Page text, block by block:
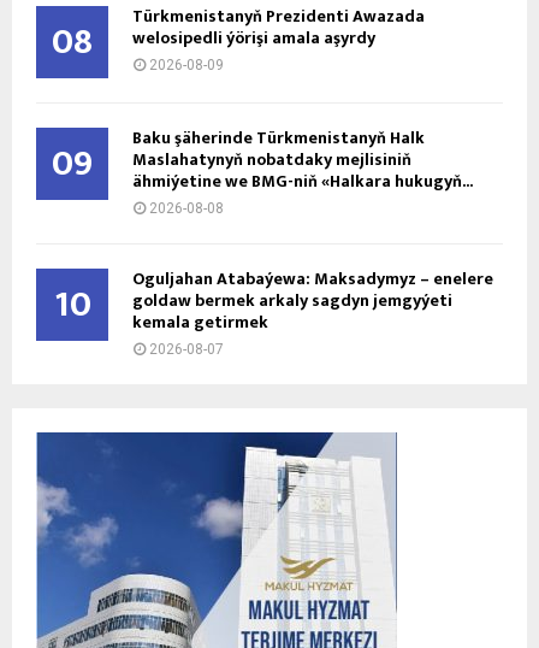
08 Türkmenistanyň Prezidenti Awazada
welosipedli ýörişi amala aşyrdy
2026-08-09
09 Baku şäherinde Türkmenistanyň Halk
Maslahatynyň nobatdaky mejlisiniň
ähmiýetine we BMG-niň «Halkara hukugyň...
2026-08-08
10 Oguljahan Atabaýewa: Maksadymyz – enelere
goldaw bermek arkaly sagdyn jemgyýeti
kemala getirmek
2026-08-07